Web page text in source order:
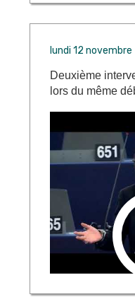
lundi 12 novembre
Deuxième
lors du même